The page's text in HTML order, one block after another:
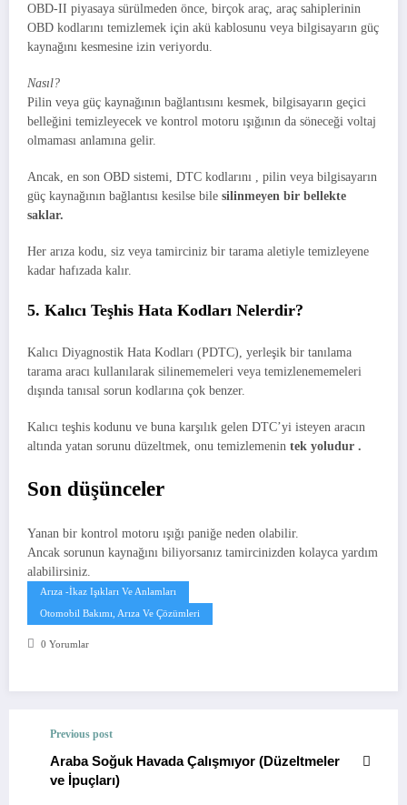
OBD-II piyasaya sürülmeden önce, birçok araç, araç sahiplerinin
OBD kodlarını temizlemek için akü kablosunu veya bilgisayarın güç
kaynağını kesmesine izin veriyordu.
Nasıl?
Pilin veya güç kaynağının bağlantısını kesmek, bilgisayarın geçici
belleğini temizleyecek ve kontrol motoru ışığının da söneceği voltaj
olmaması anlamına gelir.
Ancak, en son OBD sistemi, DTC kodlarını , pilin veya bilgisayarın
güç kaynağının bağlantısı kesilse bile silinmeyen bir bellekte
saklar.
Her arıza kodu, siz veya tamirciniz bir tarama aletiyle temizleyene
kadar hafızada kalır.
5. Kalıcı Teşhis Hata Kodları Nelerdir?
Kalıcı Diyagnostik Hata Kodları (PDTC), yerleşik bir tanılama
tarama aracı kullanılarak silinememeleri veya temizlenememeleri
dışında tanısal sorun kodlarına çok benzer.
Kalıcı teşhis kodunu ve buna karşılık gelen DTC’yi isteyen aracın
altında yatan sorunu düzeltmek, onu temizlemenin tek yoludur .
Son düşünceler
Yanan bir kontrol motoru ışığı paniğe neden olabilir.
Ancak sorunun kaynağını biliyorsanız tamircinizden kolayca yardım
alabilirsiniz.
Arıza -İkaz Işıkları Ve Anlamları
Otomobil Bakımı, Arıza Ve Çözümleri
0 Yorumlar
Previous post
Araba Soğuk Havada Çalışmıyor (Düzeltmeler
ve İpuçları)